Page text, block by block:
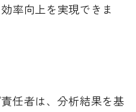
率向上を実現できま
任者は、分析結果を基